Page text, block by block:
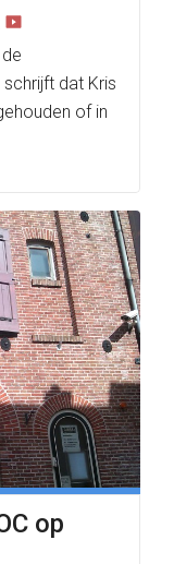
dat Kris
of in
op